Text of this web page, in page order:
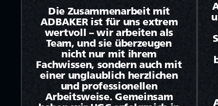
Die Zusammenarbeit mit
ADBAKER ist für uns extrem
wertvoll – wir arbeiten als
Team, und sie überzeugen
nicht nur mit ihrem
Fachwissen, sondern auch mit
einer unglaublich herzlichen
und professionellen
Arbeitsweise. Gemeinsam